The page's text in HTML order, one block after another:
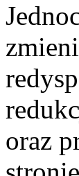
oraz